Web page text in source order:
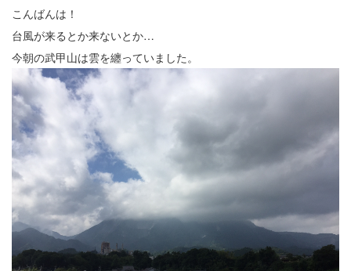
こんばんは！
台風が来るとか来ないとか…
今朝の武甲山は雲を纏っていました。